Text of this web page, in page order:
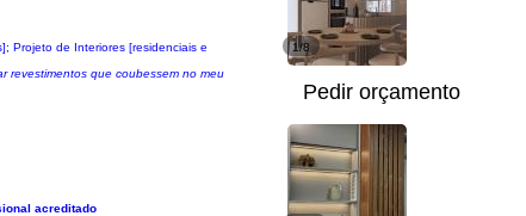
Projeto de Interiores [residenciais e
revestimentos que coubessem no meu
1/8
Pedir orçamento
acreditado